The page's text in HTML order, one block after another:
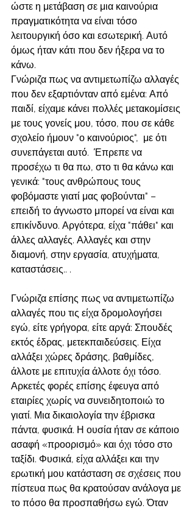
ώστε η μετάβαση σε μια καινούρια
πραγματικότητα να είναι τόσο
λειτουργική όσο και εσωτερική. Αυτό
όμως ήταν κάτι που δεν ήξερα να το
κάνω.
Γνώριζα πως να αντιμετωπίζω αλλαγές
που δεν εξαρτιόνταν από εμένα: Από
παιδί, είχαμε κάνει πολλές μετακομίσεις
με τους γονείς μου, τόσο, που σε κάθε
σχολείο ήμουν "ο καινούριος",  με ότι
συνεπάγεται αυτό.  Έπρεπε να
προσέχω τι θα πω, στο τι θα κάνω και
γενικά: "τους ανθρώπους τους
φοβόμαστε γιατί μας φοβούνται" –
επειδή το άγνωστο μπορεί να είναι και
επικίνδυνο. Αργότερα, είχα "πάθει" και
άλλες αλλαγές. Αλλαγές και στην
διαμονή, στην εργασία, ατυχήματα,
καταστάσεις.. .
Γνώριζα επίσης πως να αντιμετωπίζω
αλλαγές που τις είχα δρομολογήσει
εγώ, είτε γρήγορα, είτε αργά: Σπουδές
εκτός έδρας, μετεκπαιδεύσεις. Είχα
αλλάξει χώρες δράσης, βαθμίδες,
άλλοτε με επιτυχία άλλοτε όχι τόσο.
Αρκετές φορές επίσης έφευγα από
εταιρίες χωρίς να συνειδητοποιώ το
γιατί. Μια δικαιολογία την έβρισκα
πάντα, φυσικά. Η ουσία ήταν σε κάποιο
ασαφή «προορισμό» και όχι τόσο στο
ταξίδι. Φυσικά, είχα αλλάξει και την
ερωτική μου κατάσταση σε σχέσεις που
πίστευα πως θα κρατούσαν ανάλογα με
το πόσο θα προσπαθήσω εγώ. Όταν